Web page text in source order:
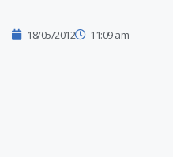
18/05/2012 11:09 am